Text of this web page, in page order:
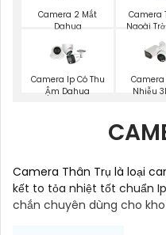
Camera 2 Mắt
Dahua
Camera
Ngoài
Camera Ip Có Thu
Ậm Dahua
Camera
Nhiễu
Camera Thân Trụ là loại
kết to tỏa nhiệt tốt chuẩn
chắn chuyên dùng cho